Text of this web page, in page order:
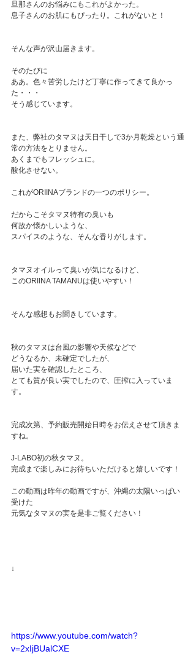
旦那さんのお悩みにもこれがよかった。
息子さんのお肌にもぴったり。これがないと！
そんな声が沢山届きます。
そのたびに
ああ。色々苦労したけど丁寧に作ってきて良かっ
た・・・
そう感じています。
また、弊社のタマヌは天日干しで3か月乾燥という通
常の方法をとりません。
あくまでもフレッシュに。
酸化させない。
これがORIINAブランドの一つのポリシー。
だからこそタマヌ特有の臭いも
何故か懐かしいような、
スパイスのような、そんな香りがします。
タマヌオイルって臭いが気になるけど、
このORIINA TAMANUは使いやすい！
そんな感想もお聞きしています。
秋のタマヌは台風の影響や天候などで
どうなるか、未確定でしたが、
届いた実を確認したところ、
とても質が良い実でしたので、圧搾に入っていま
す。
完成次第、予約販売開始日時をお伝えさせて頂きま
すね。
J-LABO初の秋タマヌ。
完成まで楽しみにお待ちいただけると嬉しいです！
この動画は昨年の動画ですが、沖縄の太陽いっぱい
受けた
元気なタマヌの実を是非ご覧ください！
↓
https://www.youtube.com/watch?
v=2xIjBUalCXE